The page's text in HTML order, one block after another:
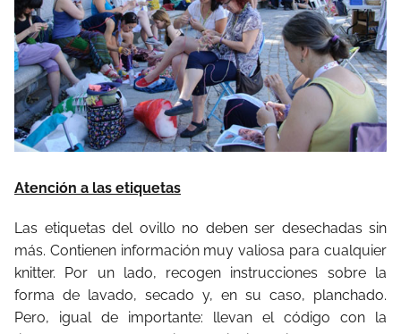
Atención a las etiquetas
Las etiquetas del ovillo no deben ser desechadas sin
más. Contienen información muy valiosa para cualquier
knitter. Por un lado, recogen instrucciones sobre la
forma de lavado, secado y, en su caso, planchado.
Pero, igual de importante: llevan el código con la